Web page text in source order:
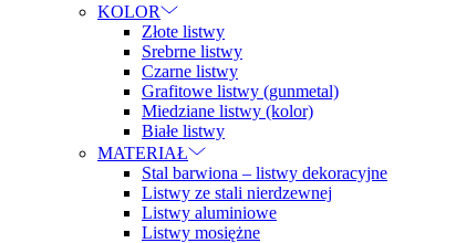
KOLOR
Złote listwy
Srebrne listwy
Czarne listwy
Grafitowe listwy (gunmetal)
Miedziane listwy (kolor)
Białe listwy
MATERIAŁ
Stal barwiona – listwy dekoracyjne
Listwy ze stali nierdzewnej
Listwy aluminiowe
Listwy mosiężne